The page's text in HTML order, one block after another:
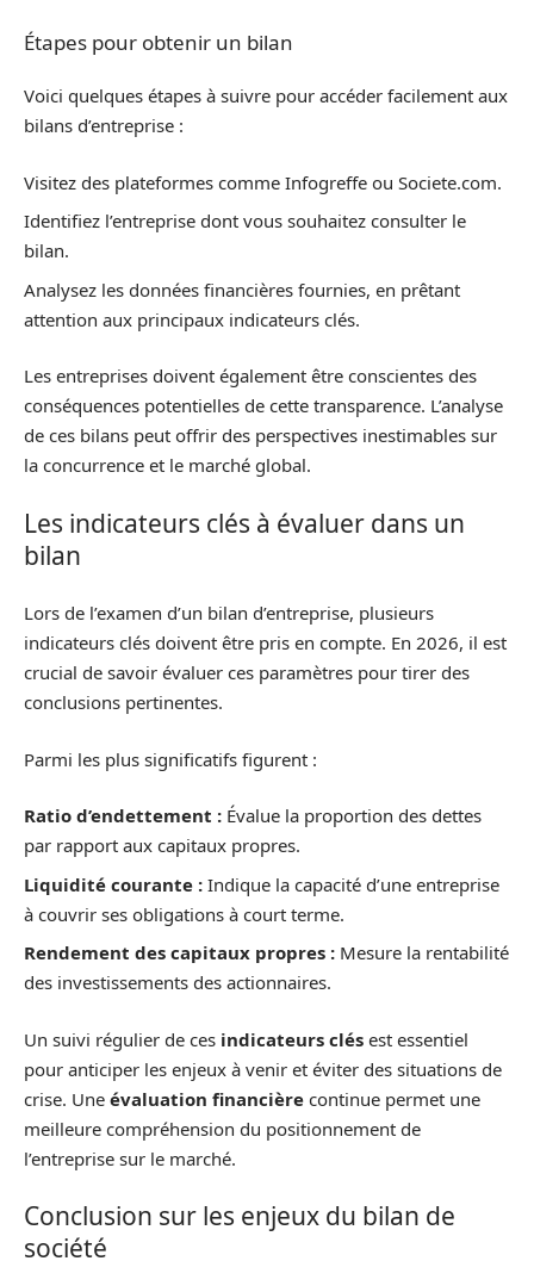
Étapes pour obtenir un bilan
Voici quelques étapes à suivre pour accéder facilement aux
bilans d’entreprise :
Visitez des plateformes comme Infogreffe ou Societe.com.
Identifiez l’entreprise dont vous souhaitez consulter le
bilan.
Analysez les données financières fournies, en prêtant
attention aux principaux indicateurs clés.
Les entreprises doivent également être conscientes des
conséquences potentielles de cette transparence. L’analyse
de ces bilans peut offrir des perspectives inestimables sur
la concurrence et le marché global.
Les indicateurs clés à évaluer dans un
bilan
Lors de l’examen d’un bilan d’entreprise, plusieurs
indicateurs clés doivent être pris en compte. En 2026, il est
crucial de savoir évaluer ces paramètres pour tirer des
conclusions pertinentes.
Parmi les plus significatifs figurent :
Ratio d’endettement : Évalue la proportion des dettes
par rapport aux capitaux propres.
Liquidité courante : Indique la capacité d’une entreprise
à couvrir ses obligations à court terme.
Rendement des capitaux propres : Mesure la rentabilité
des investissements des actionnaires.
Un suivi régulier de ces indicateurs clés est essentiel
pour anticiper les enjeux à venir et éviter des situations de
crise. Une évaluation financière continue permet une
meilleure compréhension du positionnement de
l’entreprise sur le marché.
Conclusion sur les enjeux du bilan de
société